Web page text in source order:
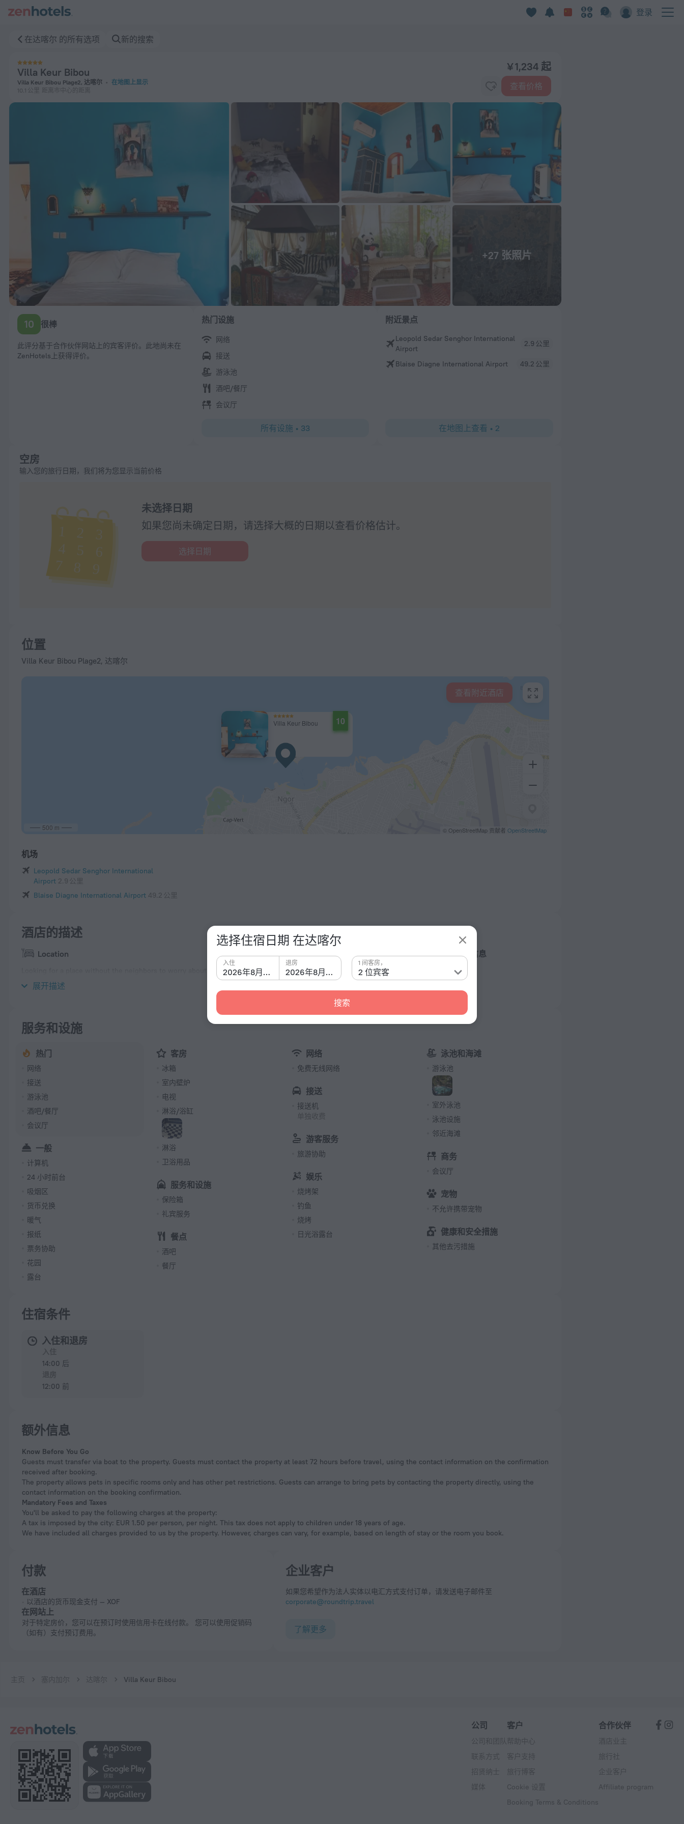
登录
选择住宿日期 在达喀尔
2026年8月8日
入住
2026年8月9日
退房
2 位宾客
1 间客房，
搜索
在达喀尔 的所有选项 新的搜索
Villa Keur Bibou
Villa Keur Bibou Plage2, 达喀尔
在地图上显示
10.1 公里
距离市中心的距离
¥ 1,234 起
查看价格
+27 张照片
10 很棒
此评分基于合作伙伴网站上的宾客评价。此地尚未在
ZenHotels上获得评价。
热门设施
网络
接送
游泳池
酒吧/餐厅
会议厅
所有设施 • 33
附近景点
Leopold Sedar Senghor International
Airport
2.9 公里
Blaise Diagne International Airport 49.2 公里
在地图上查看 • 2
空房
输入您的旅行日期，我们将为您显示当前价格
未选择日期
如果您尚未确定日期，请选择大概的日期以查看价格估计。
选择日期
位置
Villa Keur Bibou Plage2, 达喀尔
Villa Keur Bibou 10
500 m © OpenStreetMap 贡献者 OpenStreetMap
查看附近酒店
机场
Leopold Sedar Senghor International
Airport 2.9 公里
Blaise Diagne International Airport 49.2 公里
酒店的描述
Location
Looking for a place without the neighbors to worry about? Villa «Villa Keur Bibou» is located in Dakar. This villa is
located in 10 km from the city center.
展开描述
有关酒店的信息
C 型
230 伏 / 50 赫兹
230 伏 / 50 赫兹
K 型
230 伏 / 50 赫兹
客房和楼层数量
1 间客房, 2 楼
服务和设施
热门
网络
接送
游泳池
酒吧/餐厅
会议厅
一般
计算机
24 小时前台
吸烟区
货币兑换
暖气
报纸
票务协助
花园
露台
客房
冰箱
室内壁炉
电视
淋浴/浴缸
淋浴
卫浴用品
服务和设施
保险箱
礼宾服务
餐点
酒吧
餐厅
网络
免费无线网络
接送
接送机
单独收费
游客服务
旅游协助
娱乐
烧烤架
钓鱼
烧烤
日光浴露台
泳池和海滩
游泳池
室外泳池
泳池设施
邻近海滩
商务
会议厅
宠物
不允许携带宠物
健康和安全措施
其他去污措施
住宿条件
入住和退房
14:00 后
12:00 前
额外信息
Know Before You Go
Guests must transfer via boat to the property. Guests must contact the property at least 72 hours before travel, using the contact information on the confirmation
received after booking.
The property allows pets in specific rooms only and has other pet restrictions. Guests can arrange to bring pets by contacting the property directly, using the
contact information on the booking confirmation.
Mandatory Fees and Taxes
You'll be asked to pay the following charges at the property:
A tax is imposed by the city: EUR 1.50 per person, per night. This tax does not apply to children under 18 years of age.
We have included all charges provided to us by the property. However, charges can vary, for example, based on length of stay or the room you book.
付款
在酒店
以酒店的货币现金支付 — XOF
在网站上
对于特定房价，您可以在预订时使用信用卡在线付款。 您可以使用促销码
（如有）支付预订费用。
企业客户
如果您希望作为法人实体以电汇方式支付订单，请发送电子邮件至
corporate@roundtrip.travel
了解更多
主页 塞内加尔 达喀尔 Villa Keur Bibou
公司
公司和团队
联系方式
招贤纳士
媒体
客户
帮助中心
客户支持
旅行博客
Cookie 设置
Booking Terms & Conditions
合作伙伴
酒店业主
旅行社
企业客户
Affiliate program
Villa Keur Bibou 在达喀尔 — 立即在 ZenHotels.com 预订